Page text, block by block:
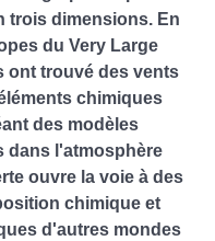
trois dimensions. En
du Very Large
ont trouvé des vents
chimiques
des modèles
dans l'atmosphère
ouvre la voie à des
chimique et
d'autres mondes